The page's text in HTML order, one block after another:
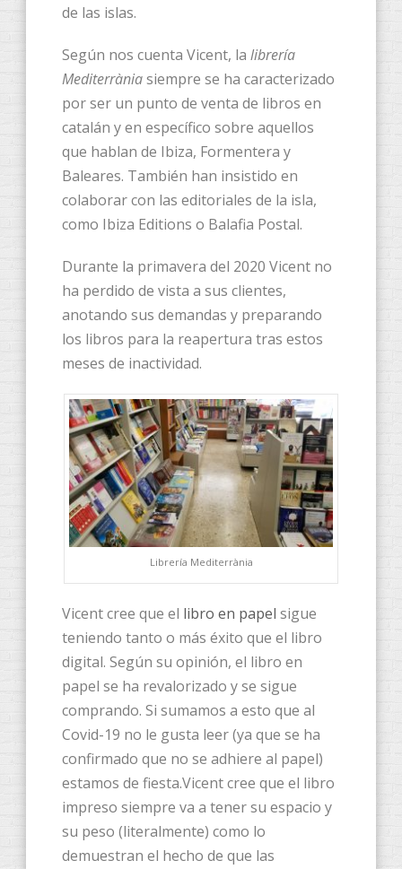
de las islas.
Según nos cuenta Vicent, la librería
Mediterràniasiempre se ha caracterizado
por ser un punto de venta de libros en
catalán y en específico sobre aquellos
que hablan de Ibiza, Formentera y
Baleares. También han insistido en
colaborar con las editoriales de la isla,
como Ibiza Editions o Balafia Postal.
Durante la primavera del 2020 Vicent no
ha perdido de vista a sus clientes,
anotando sus demandas y preparando
los libros para la reapertura tras estos
meses de inactividad.
Librería Mediterrània
Vicent cree que el libro en papel sigue
teniendo tanto o más éxito que el libro
digital. Según su opinión, el libro en
papel se ha revalorizado y se sigue
comprando. Si sumamos a esto que al
Covid-19 no le gusta leer (ya que se ha
confirmado que no se adhiere al papel)
estamos de fiesta.Vicent cree que el libro
impreso siempre va a tener su espacio y
su peso (literalmente) como lo
demuestran el hecho de que las